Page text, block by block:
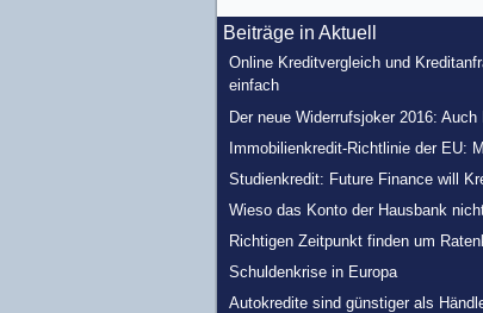
Beiträge in Aktuell
Online Kreditvergleich und
einfach
Der neue Widerrufsjoker 2016:
Immobilienkredit-Richtlinie der EU:
Studienkredit: Future Finance will
Wieso das Konto der Hausbank
Richtigen Zeitpunkt finden um
Schuldenkrise in Europa
Autokredite sind günstiger als